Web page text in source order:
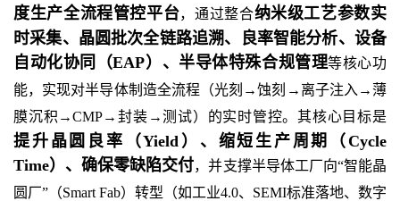
度生产全流程管控平台，通过整合纳米级工艺参数实
时采集、晶圆批次全链路追溯、良率智能分析、设备
自动化协同（EAP）、半导体特殊合规管理等核心功
能，实现对半导体制造全流程（光刻→蚀刻→离子注入→薄
膜沉积→CMP→封装→测试）的实时管控。其核心目标是
提升晶圆良率（Yield）、缩短生产周期（Cycle
Time）、确保零缺陷交付，并支撑半导体工厂向“智能晶
圆厂”（Smart Fab）转型（如工业4.0、SEMI标准落地、数字